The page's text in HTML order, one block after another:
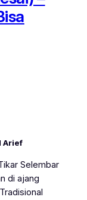
Arief
Selembar
di ajang